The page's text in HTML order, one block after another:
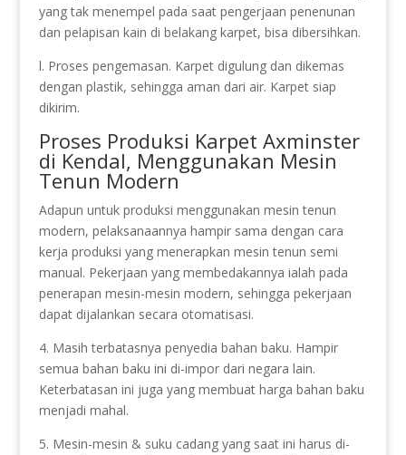
yang tak menempel pada saat pengerjaan penenunan
dan pelapisan kain di belakang karpet, bisa dibersihkan.
l. Proses pengemasan. Karpet digulung dan dikemas
dengan plastik, sehingga aman dari air. Karpet siap
dikirim.
Proses Produksi Karpet Axminster
di Kendal, Menggunakan Mesin
Tenun Modern
Adapun untuk produksi menggunakan mesin tenun
modern, pelaksanaannya hampir sama dengan cara
kerja produksi yang menerapkan mesin tenun semi
manual. Pekerjaan yang membedakannya ialah pada
penerapan mesin-mesin modern, sehingga pekerjaan
dapat dijalankan secara otomatisasi.
4. Masih terbatasnya penyedia bahan baku. Hampir
semua bahan baku ini di-impor dari negara lain.
Keterbatasan ini juga yang membuat harga bahan baku
menjadi mahal.
5. Mesin-mesin & suku cadang yang saat ini harus di-